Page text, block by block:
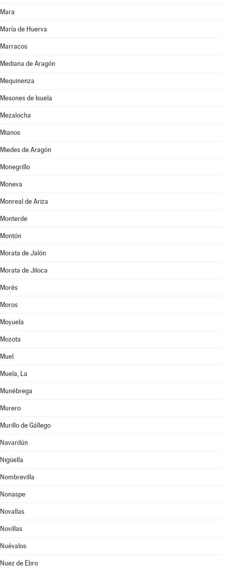
Mara
María de Huerva
Marracos
Mediana de Aragón
Mequinenza
Mesones de Isuela
Mezalocha
Mianos
Miedes de Aragón
Monegrillo
Moneva
Monreal de Ariza
Monterde
Montón
Morata de Jalón
Morata de Jiloca
Morés
Moros
Moyuela
Mozota
Muel
Muela, La
Munébrega
Murero
Murillo de Gállego
Navardún
Nigüella
Nombrevilla
Nonaspe
Novallas
Novillas
Nuévalos
Nuez de Ebro